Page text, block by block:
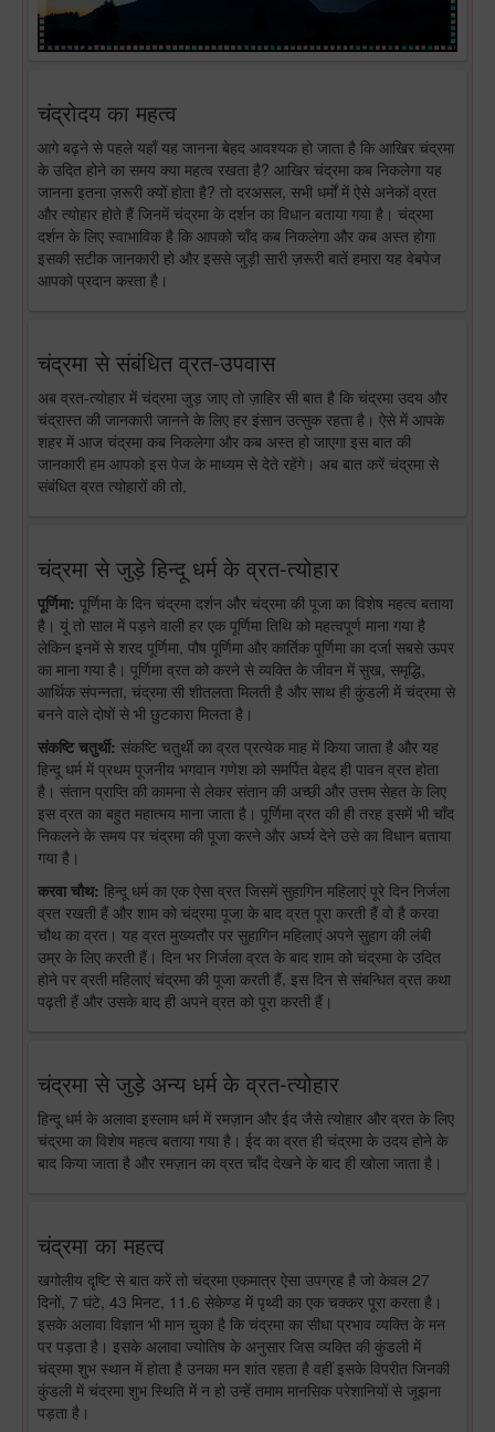
चंद्रोदय का महत्व
आगे बढ़ने से पहले यहाँ यह जानना बेहद आवश्यक हो जाता है कि आखिर चंद्रमा
के उदित होने का समय क्या महत्व रखता है? आखिर चंद्रमा कब निकलेगा यह
जानना इतना ज़रूरी क्यों होता है? तो दरअसल, सभी धर्मों में ऐसे अनेकों व्रत
और त्योहार होते हैं जिनमें चंद्रमा के दर्शन का विधान बताया गया है। चंद्रमा
दर्शन के लिए स्वाभाविक है कि आपको चाँद कब निकलेगा और कब अस्त होगा
इसकी सटीक जानकारी हो और इससे जुड़ी सारी ज़रूरी बातें हमारा यह वेबपेज
आपको प्रदान करता है।
चंद्रमा से संबंधित व्रत-उपवास
अब व्रत-त्योहार में चंद्रमा जुड़ जाए तो ज़ाहिर सी बात है कि चंद्रमा उदय और
चंद्रास्त की जानकारी जानने के लिए हर इंसान उत्सुक रहता है। ऐसे में आपके
शहर में आज चंद्रमा कब निकलेगा और कब अस्त हो जाएगा इस बात की
जानकारी हम आपको इस पेज के माध्यम से देते रहेंगे। अब बात करें चंद्रमा से
संबंधित व्रत त्योहारों की तो,
चंद्रमा से जुड़े हिन्दू धर्म के व्रत-त्योहार
पूर्णिमा: पूर्णिमा के दिन चंद्रमा दर्शन और चंद्रमा की पूजा का विशेष महत्व बताया
है। यूं तो साल में पड़ने वाली हर एक पूर्णिमा तिथि को महत्वपूर्ण माना गया है
लेकिन इनमें से शरद पूर्णिमा, पौष पूर्णिमा और कार्तिक पूर्णिमा का दर्जा सबसे ऊपर
का माना गया है। पूर्णिमा व्रत को करने से व्यक्ति के जीवन में सुख, समृद्धि,
आर्थिक संपन्नता, चंद्रमा सी शीतलता मिलती है और साथ ही कुंडली में चंद्रमा से
बनने वाले दोषों से भी छुटकारा मिलता है।
संकष्टि चतुर्थी: संकष्टि चतुर्थी का व्रत प्रत्येक माह में किया जाता है और यह
हिन्दू धर्म में प्रथम पूजनीय भगवान गणेश को समर्पित बेहद ही पावन व्रत होता
है। संतान प्राप्ति की कामना से लेकर संतान की अच्छी और उत्तम सेहत के लिए
इस व्रत का बहुत महात्मय माना जाता है। पूर्णिमा व्रत की ही तरह इसमें भी चाँद
निकलने के समय पर चंद्रमा की पूजा करने और अर्घ्य देने उसे का विधान बताया
गया है।
करवा चौथ: हिन्दू धर्म का एक ऐसा व्रत जिसमें सुहागिन महिलाएं पूरे दिन निर्जला
व्रत रखती हैं और शाम को चंद्रमा पूजा के बाद व्रत पूरा करती हैं वो है करवा
चौथ का व्रत। यह व्रत मुख्यतौर पर सुहागिन महिलाएं अपने सुहाग की लंबी
उम्र के लिए करती हैं। दिन भर निर्जला व्रत के बाद शाम को चंद्रमा के उदित
होने पर व्रती महिलाएं चंद्रमा की पूजा करती हैं, इस दिन से संबन्धित व्रत कथा
पढ़ती हैं और उसके बाद ही अपने व्रत को पूरा करती हैं।
चंद्रमा से जुड़े अन्य धर्म के व्रत-त्योहार
हिन्दू धर्म के अलावा इस्लाम धर्म में रमज़ान और ईद जैसे त्योहार और व्रत के लिए
चंद्रमा का विशेष महत्व बताया गया है। ईद का व्रत ही चंद्रमा के उदय होने के
बाद किया जाता है और रमज़ान का व्रत चाँद देखने के बाद ही खोला जाता है।
चंद्रमा का महत्व
खगोलीय दृष्टि से बात करें तो चंद्रमा एकमात्र ऐसा उपग्रह है जो केवल 27
दिनों, 7 घंटे, 43 मिनट, 11.6 सेकेण्ड में पृथ्वी का एक चक्कर पूरा करता है।
इसके अलावा विज्ञान भी मान चुका है कि चंद्रमा का सीधा प्रभाव व्यक्ति के मन
पर पड़ता है। इसके अलावा ज्योतिष के अनुसार जिस व्यक्ति की कुंडली में
चंद्रमा शुभ स्थान में होता है उनका मन शांत रहता है वहीं इसके विपरीत जिनकी
कुंडली में चंद्रमा शुभ स्थिति में न हो उन्हें तमाम मानसिक परेशानियों से जूझना
पड़ता है।